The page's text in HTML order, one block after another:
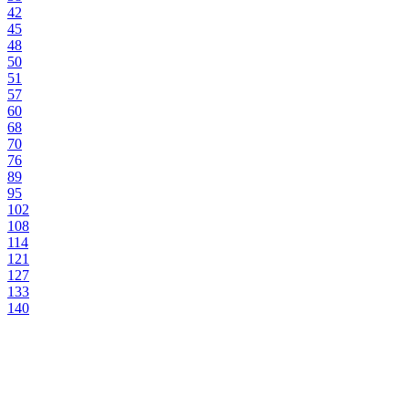
42
45
48
50
51
57
60
68
70
76
89
95
102
108
114
121
127
133
140